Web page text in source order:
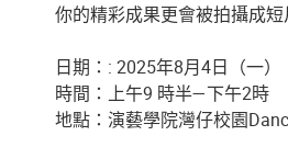
你的精彩成果更會被拍攝成短
日期：: 2025年8月4日（一）
時間：上午9 時半—下午2時
地點：演藝學院灣仔校園